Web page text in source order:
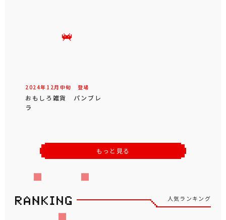
2024年 12 月 中旬 登場
おもしろ雑貨 パンブレ
ラ
もっと見る
人気ランキング